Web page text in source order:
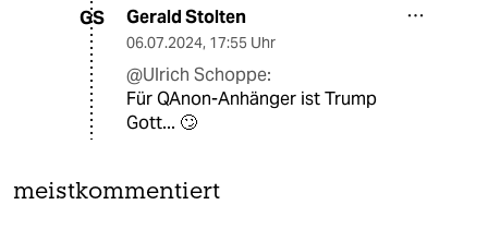
GS Gerald Stolten
06.07.2024, 17:55 Uhr
@Ulrich Schoppe:
Für QAnon-Anhänger ist Trump
Gott... 🙄
meistkommentiert